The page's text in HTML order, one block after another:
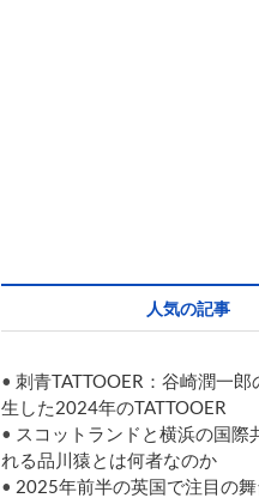
人気の記事
• 刺青TATTOOER：谷崎潤一郎
生した2024年のTATTOOER
• スコットランドと横浜の国際
れる品川猿とは何者なのか
• 2025年前半の英国で注目の